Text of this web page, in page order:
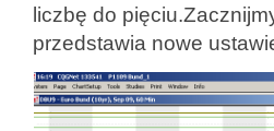
liczbę do
przedstawia nowe